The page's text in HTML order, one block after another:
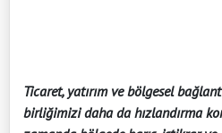
Ticaret, yatırım ve bölgesel
birliğimizi daha da hızlandırma